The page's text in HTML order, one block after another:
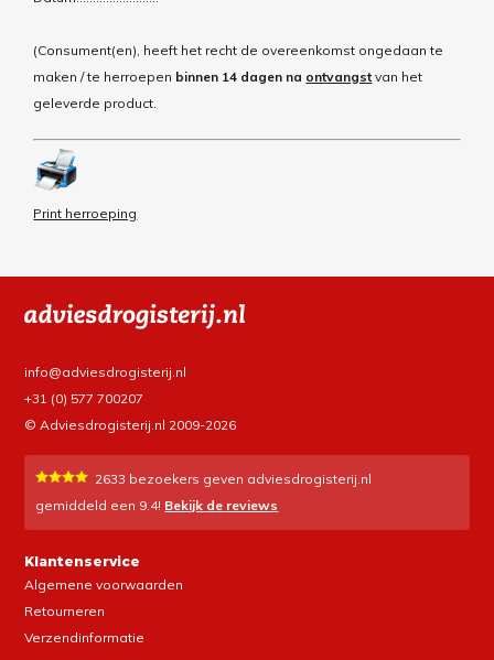
(Consument(en), heeft het recht de overeenkomst ongedaan te
maken / te herroepen binnen 14 dagen na ontvangstvan het
geleverde product.
Print herroeping
info@adviesdrogisterij.nl
+31 (0) 577 700207
© Adviesdrogisterij.nl 2009-2026
2633 bezoekers geven adviesdrogisterij.nl
gemiddeld een 9.4! Bekijk de reviews
Klantenservice
Algemene voorwaarden
Retourneren
Verzendinformatie